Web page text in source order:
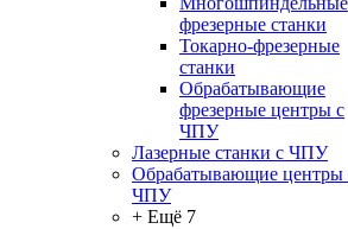
фрезерные станки
Токарно-фрезерные
станки
Обрабатывающие
фрезерные центры с
ЧПУ
Лазерные станки с ЧПУ
Обрабатывающие центры
ЧПУ
+ Ещё 7